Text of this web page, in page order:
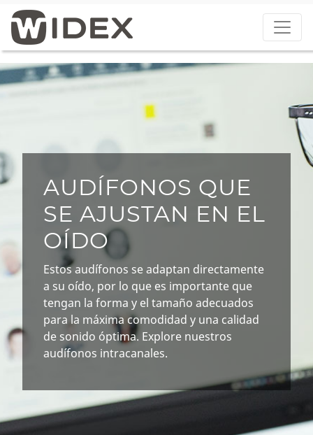
AUDÍFONOS QUE
SE AJUSTAN EN EL
OÍDO
Estos audífonos se adaptan directamente
a su oído, por lo que es importante que
tengan la forma y el tamaño adecuados
para la máxima comodidad y una calidad
de sonido óptima. Explore nuestros
audífonos intracanales.